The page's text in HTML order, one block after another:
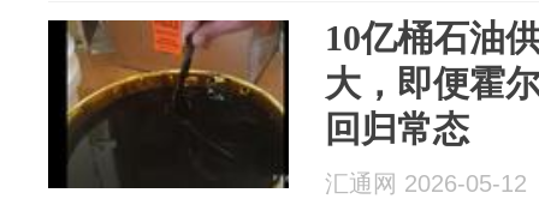
10亿桶石油
大，即便霍
回归常态
汇通网 2026-05-12